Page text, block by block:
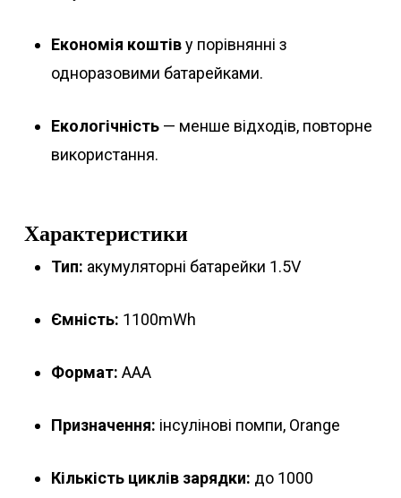
Економія коштіву порівнянні з
одноразовими батарейками.
Екологічність— менше відходів, повторне
використання.
Характеристики
Тип: акумуляторні батарейки 1.5V
Ємність: 1100mWh
Формат: AAA
Призначення: інсулінові помпи, Orange
Кількість циклів зарядки: до 1000